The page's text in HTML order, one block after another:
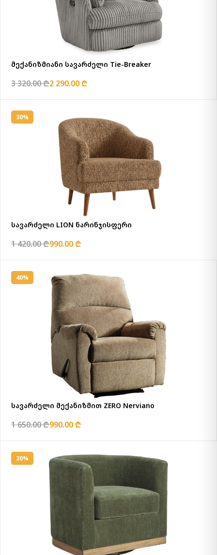
მექანიზმიანი სავარძელი Tie-Breaker
3 320.00 ₾2 290.00 ₾
30%
სავარძელი LION ნარინჯისფერი
1 420.00 ₾990.00 ₾
40%
სავარძელი მექანიზმით ZERO Nerviano
1 650.00 ₾990.00 ₾
30%